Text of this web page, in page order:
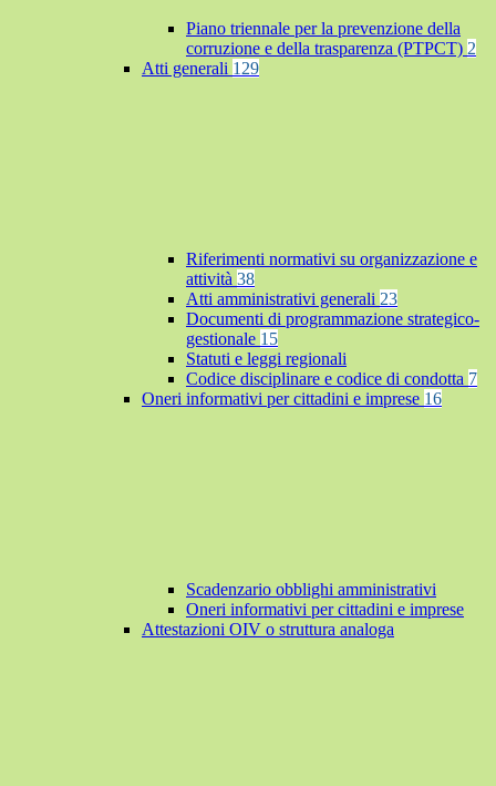
Piano triennale per la prevenzione della
corruzione e della trasparenza (PTPCT) 2
Atti generali 129
Riferimenti normativi su organizzazione e
attività 38
Atti amministrativi generali 23
Documenti di programmazione strategico-
gestionale 15
Statuti e leggi regionali
Codice disciplinare e codice di condotta 7
Oneri informativi per cittadini e imprese 16
Scadenzario obblighi amministrativi
Oneri informativi per cittadini e imprese
Attestazioni OIV o struttura analoga